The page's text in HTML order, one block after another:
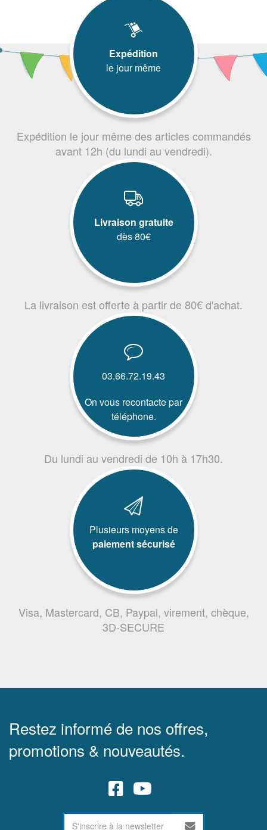
Expédition
le jour même
Expédition le jour même des articles commandés
avant 12h (du lundi au vendredi).
Livraison gratuite
dès 80€
La livraison est offerte à partir de 80€ d'achat.
03.66.72.19.43
On vous recontacte par
téléphone.
Du lundi au vendredi de 10h à 17h30.
Plusieurs moyens de
paiement sécurisé
Visa, Mastercard, CB, Paypal, virement, chèque,
3D-SECURE
Restez informé de nos offres,
promotions & nouveautés.